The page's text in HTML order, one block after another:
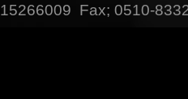
Fax; 0510-